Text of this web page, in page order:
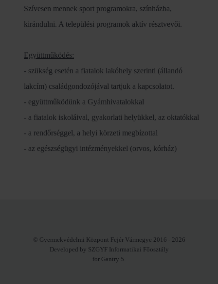
Szívesen mennek sport programokra, színházba,
kirándulni. A települési programok aktív résztvevői.
Együttműködés:
- szükség esetén a fiatalok lakóhely szerinti (állandó
lakcím) családgondozójával tartjuk a kapcsolatot.
- együttműködünk a Gyámhivatalokkal
- a fiatalok iskoláival, gyakorlati helyükkel, az oktatókkal
- a rendőrséggel, a helyi körzeti megbízottal
- az egészségügyi intézményekkel (orvos, kórház)
© Gyermekvédelmi Központ Fejér Vármegye 2016 - 2026
Developed by SZGYF Informatikai Főosztály
for Gantry 5.